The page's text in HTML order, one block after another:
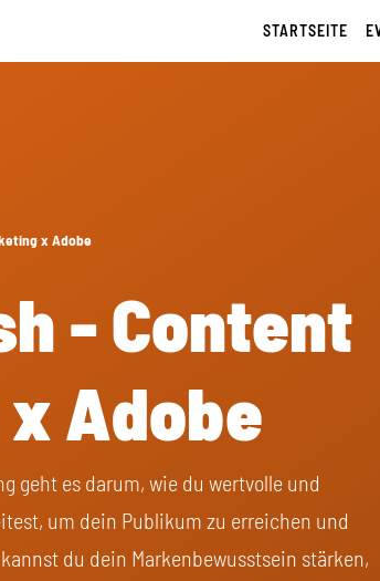
STARTSEITE
x Adobe
- Content
Adobe
geht es darum, wie du wertvolle und
um dein Publikum zu erreichen und
du dein Markenbewusstsein stärken,